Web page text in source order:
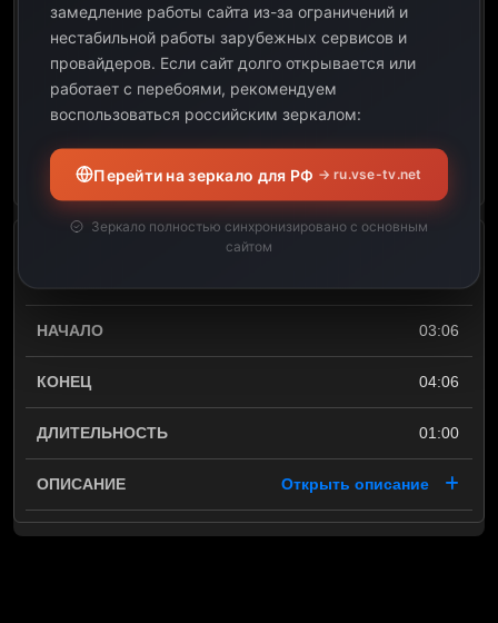
Открыть описание
03:06
04:06
01:00
Открыть описание
замедление работы сайта из-за ограничений и
нестабильной работы зарубежных сервисов и
провайдеров. Если сайт долго открывается или
работает с перебоями, рекомендуем
воспользоваться российским зеркалом:
Перейти на зеркало для РФ → ru.vse-tv.net
Зеркало полностью синхронизировано с основным
сайтом